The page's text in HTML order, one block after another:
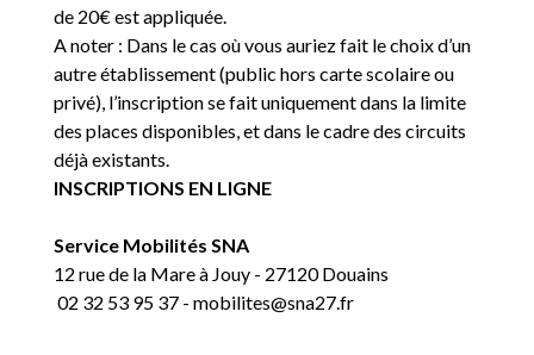
de 20€ est appliquée.
A noter : Dans le cas où vous auriez fait le choix d’un
autre établissement (public hors carte scolaire ou
privé), l’inscription se fait uniquement dans la limite
des places disponibles, et dans le cadre des circuits
déjà existants.
INSCRIPTIONS EN LIGNE
Service Mobilités SNA
12 rue de la Mare à Jouy - 27120 Douains
02 32 53 95 37 - mobilites@sna27.fr